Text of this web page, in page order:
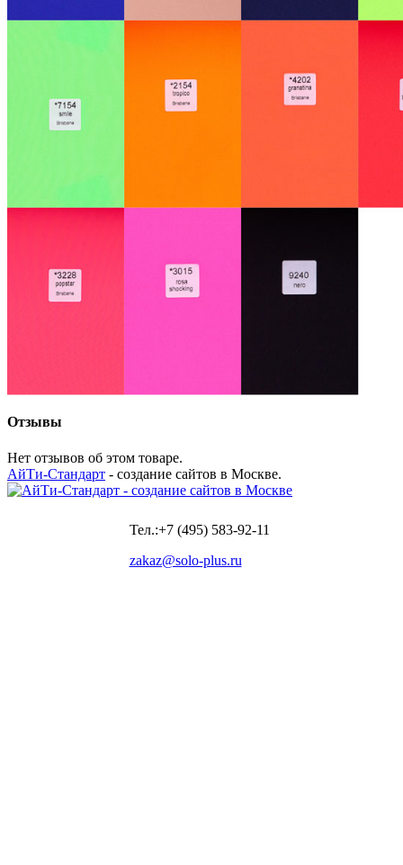
Отзывы
Нет отзывов об этом товаре.
АйТи-Стандарт - создание сайтов в Москве.
Тел.:+7 (495) 583-92-11
zakaz@solo-plus.ru